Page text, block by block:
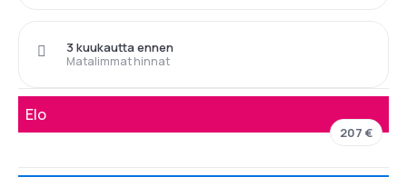
Matalimmat hinnat
3 kuukautta ennen
Elo
207 €